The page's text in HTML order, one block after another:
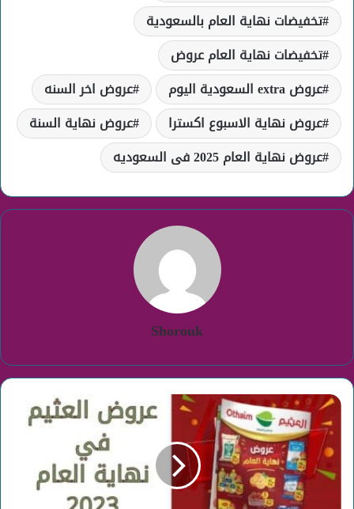
تخفيضات نهاية العام بالسعودية
تخفيضات نهاية العام عروض
عروض extra السعودية اليوم
عروض اخر السنه
عروض نهاية الاسبوع اكسترا
عروض نهاية السنة
عروض نهاية العام 2025 فى السعوديه
Shorouk
عروض
العثيم
نهاية
العام
2023